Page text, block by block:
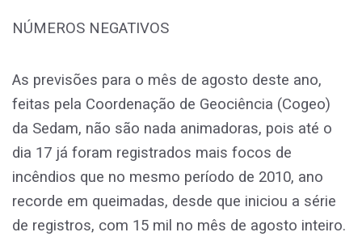
NÚMEROS NEGATIVOS
As previsões para o mês de agosto deste ano,
feitas pela Coordenação de Geociência (Cogeo)
da Sedam, não são nada animadoras, pois até o
dia 17 já foram registrados mais focos de
incêndios que no mesmo período de 2010, ano
recorde em queimadas, desde que iniciou a série
de registros, com 15 mil no mês de agosto inteiro.